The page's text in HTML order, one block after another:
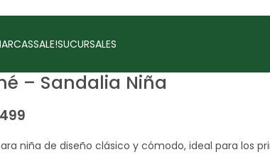
SALE!SUCURSALES
– Sandalia Niña
499
niña de diseño clásico y cómodo, ideal para los